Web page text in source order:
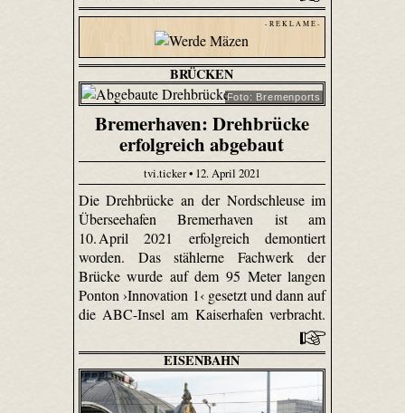
- R E K L A M E -
BRÜCKEN
Foto: Bremenports
Bremerhaven: Drehbrücke
erfolgreich abgebaut
tvi.ticker • 12. April 2021
Die Drehbrücke an der Nordschleuse im
Überseehafen Bremerhaven ist am
10. April 2021 erfolgreich demontiert
worden. Das stählerne Fachwerk der
Brücke wurde auf dem 95 Meter langen
Ponton ›Innovation 1‹ gesetzt und dann auf
die ABC-Insel am Kaiserhafen verbracht.
EISENBAHN